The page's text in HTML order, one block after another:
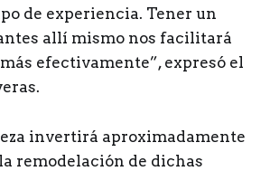
de experiencia. Tener un
allí mismo nos facilitará
efectivamente”, expresó el
invertirá aproximadamente
remodelación de dichas